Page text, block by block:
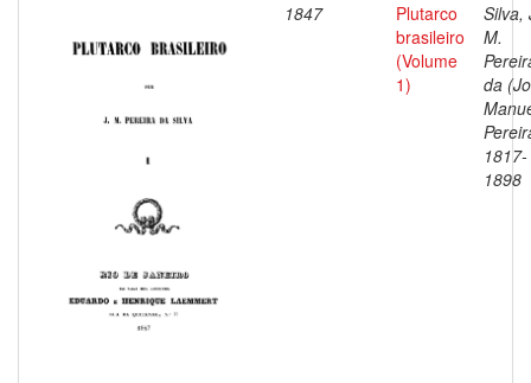
1847
Plutarco
brasileiro
(Volume
1)
Silva,
M.
da
1817-
1898